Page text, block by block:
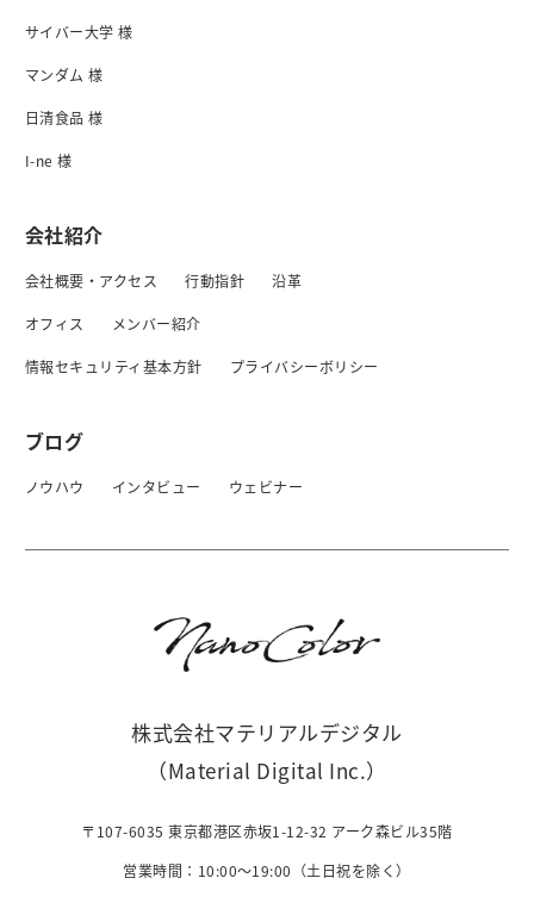
サイバー大学 様
マンダム 様
日清食品 様
I-ne 様
会社紹介
会社概要・アクセス 行動指針 沿革
オフィス メンバー紹介
情報セキュリティ基本方針 プライバシーボリシー
ブログ
ノウハウ インタビュー ウェビナー
株式会社マテリアルデジタル
（Material Digital Inc.）
〒107-6035 東京都港区赤坂1-12-32 アーク森ビル35階
営業時間：10:00〜19:00（土日祝を除く）